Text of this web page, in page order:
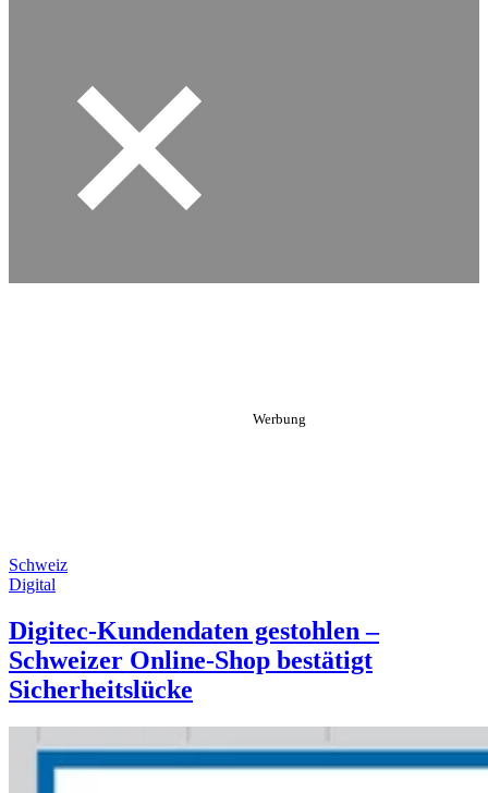
Schweiz
Digital
Digitec-Kundendaten gestohlen –
Schweizer Online-Shop bestätigt
Sicherheitslücke